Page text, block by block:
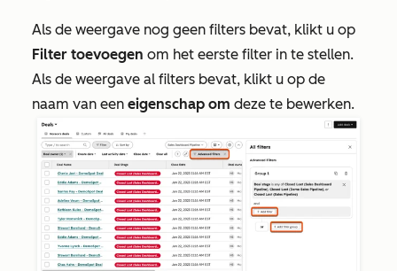
Als de weergave nog geen filters bevat, klikt u op
Filter toevoegen om het eerste filter in te stellen.
Als de weergave al filters bevat, klikt u op de
naam van een eigenschap om deze te bewerken.